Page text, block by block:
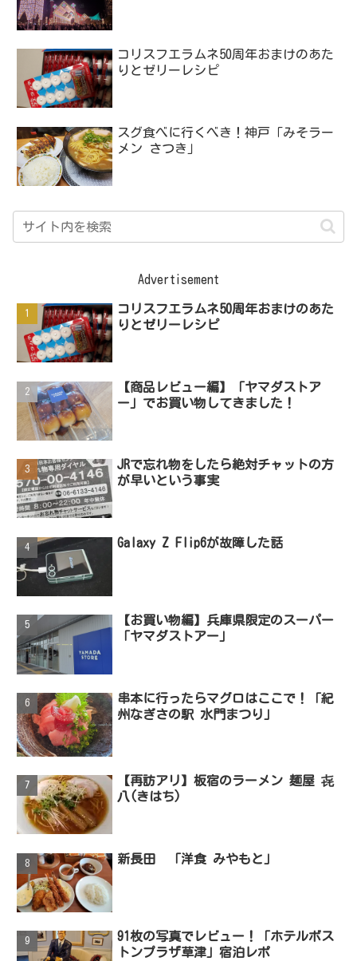
コリスフエラムネ50周年おまけのあた
りとゼリーレシピ
スグ食べに行くべき！神戸「みそラー
メン さつき」
Advertisement
コリスフエラムネ50周年おまけのあた
りとゼリーレシピ
【商品レビュー編】「ヤマダストア
ー」でお買い物してきました！
JRで忘れ物をしたら絶対チャットの方
が早いという事実
Galaxy Z Flip6が故障した話
【お買い物編】兵庫県限定のスーパー
「ヤマダストアー」
串本に行ったらマグロはここで！「紀
州なぎさの駅 水門まつり」
【再訪アリ】板宿のラーメン 麺屋 㐂
八(きはち)
新長田 「洋食 みやもと」
91枚の写真でレビュー！「ホテルボス
トンプラザ草津」宿泊レポ